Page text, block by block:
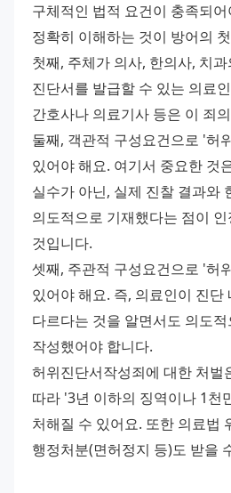
구체적인 법적 요건이 충족되
정확히 이해하는 것이 방어의
첫째, 주체가 의사, 한의사, 치
진단서를 발급할 수 있는 의료
간호사나 의료기사 등은 이 죄
둘째, 객관적 구성요건으로 '허
있어야 해요. 여기서 중요한 것
실수가 아닌, 실제 진찰 결과와
의도적으로 기재했다는 점이
것입니다.
셋째, 주관적 구성요건으로 '허
있어야 해요. 즉, 의료인이 진단
다르다는 것을 알면서도 의도
작성했어야 합니다.
허위진단서작성죄에 대한 처벌
따라 '3년 이하의 징역이나 1천
처해질 수 있어요. 또한 의료법
행정처분(면허정지 등)도 받을